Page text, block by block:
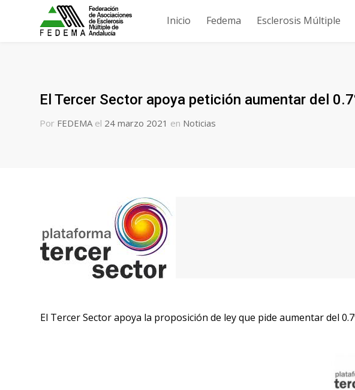
Inicio Fedema Esclerosis Múltiple
El Tercer Sector apoya petición aumentar del
Por FEDEMA el 24 marzo 2021 en Noticias
El Tercer Sector apoya la proposición de ley que pide aumentar del